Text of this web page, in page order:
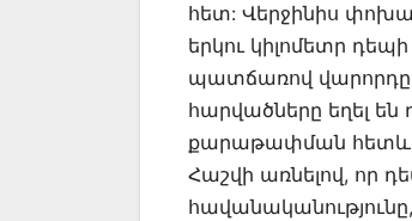
հետ: Վերջինիս
երկու կիլոմետր
պատճառով վարորդը
հարվածները եղել
քարաթափման
Հաշվի առնելով, որ